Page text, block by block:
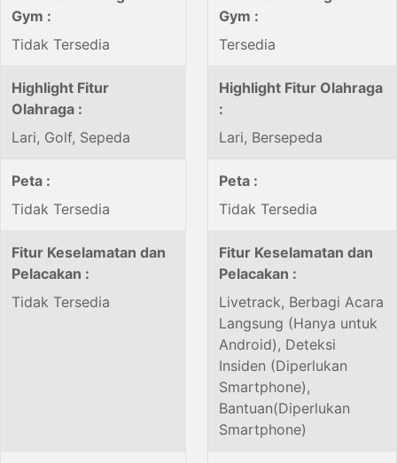
Gym :
Tidak Tersedia
Gym :
Tersedia
Highlight Fitur
Olahraga :
Lari, Golf, Sepeda
Highlight Fitur Olahraga
:
Lari, Bersepeda
Peta :
Tidak Tersedia
Peta :
Tidak Tersedia
Fitur Keselamatan dan
Pelacakan :
Tidak Tersedia
Fitur Keselamatan dan
Pelacakan :
Livetrack, Berbagi Acara
Langsung (Hanya untuk
Android), Deteksi
Insiden (Diperlukan
Smartphone),
Bantuan(Diperlukan
Smartphone)